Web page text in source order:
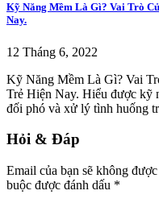
Kỹ Năng Mềm Là Gì? Vai Trò
Nay.
12 Tháng 6, 2022
Kỹ Năng Mềm Là Gì? Vai
Trẻ Hiện Nay. Hiểu được kỹ
đối phó và xử lý tình huống
Hỏi & Đáp
Email của bạn sẽ không
buộc được đánh dấu *